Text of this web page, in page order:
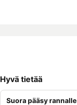
Hyvä tietää
Suora pääsy rannalle